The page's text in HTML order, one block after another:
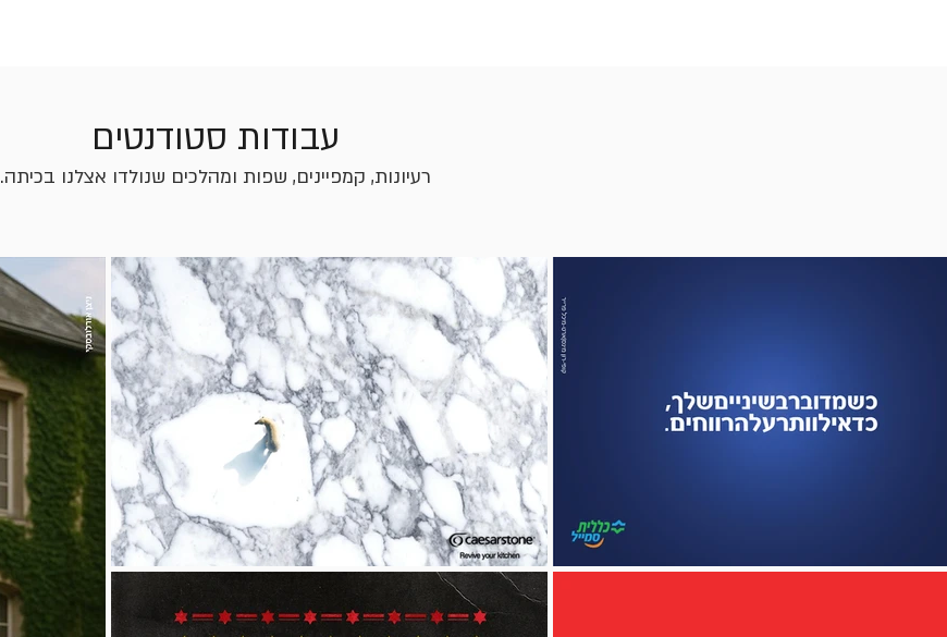
עבודות סטודנטים
רעיונות, קמפיינים, שפות ומהלכים שנולדו אצלנו בכיתה.